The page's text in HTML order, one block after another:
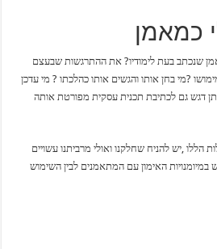
כמאמן
שנכתב בעת לימודיו? את ההתרגשות שבעצם
?מי בחן אותו והגשים אותו כהלכתו ? מי עדכן
דגש גם לכתיבת תכנית עסקית מפורטת אותה
הללו ,יש להניח שחלקנו ואולי מרביתנו עשויים
במיומנויות האימון עם המתאמנים לבין השימוש